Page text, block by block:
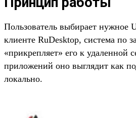
Пользователь выбирает нужное
клиенте RuDesktop, система по
«прикрепляет» его к удаленной
приложений оно выглядит как
локально.